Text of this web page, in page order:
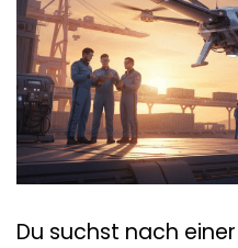
Du suchst nach